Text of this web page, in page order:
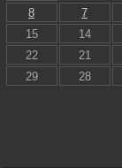
7
8
14
15
21
22
28
29